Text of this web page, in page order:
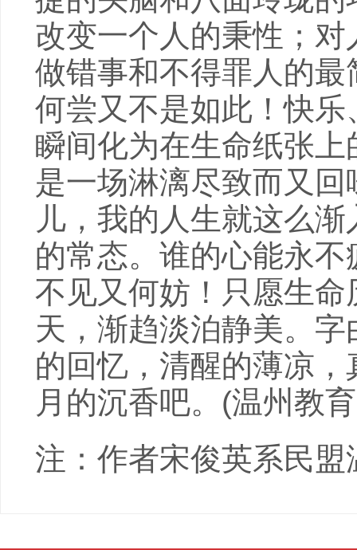
改变一个人的秉性；
做错事和不得罪人的
何尝又不是如此！快
瞬间化为在生命纸张
是一场淋漓尽致而又
儿，我的人生就这么
的常态。谁的心能永
不见又何妨！只愿生
天，渐趋淡泊静美。
的回忆，清醒的薄凉
月的沉香吧。(温州教
注：作者宋俊英系民